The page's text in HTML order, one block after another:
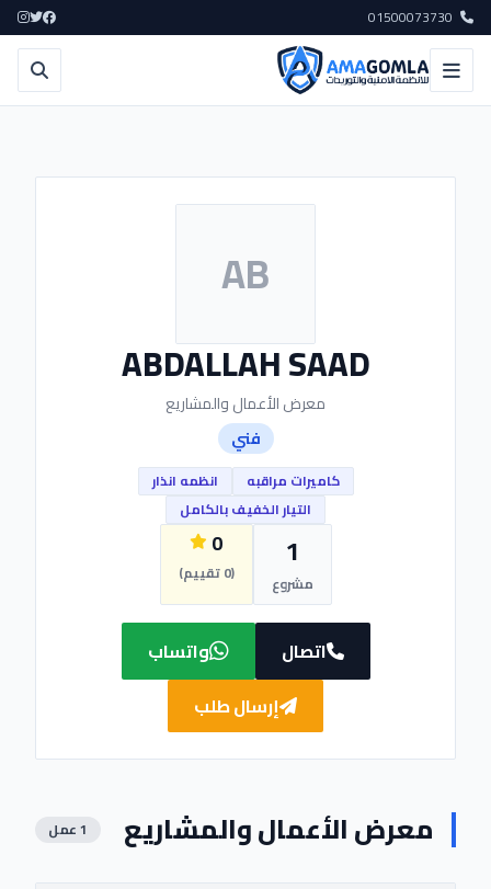
AB
ABDALLAH SAAD
معرض الأعمال والمشاريع
فني
كاميرات مراقبه
انظمه انذار
التيار الخفيف بالكامل
1
مشروع
0
(0 تقييم)
اتصال
واتساب
إرسال طلب
معرض الأعمال والمشاريع 1 عمل